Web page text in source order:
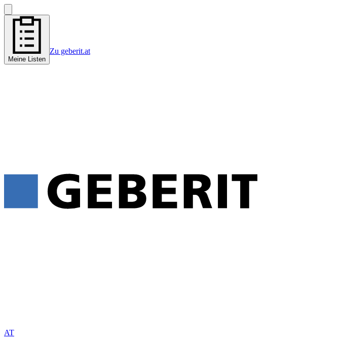
Meine Listen
Zu geberit.at
AT